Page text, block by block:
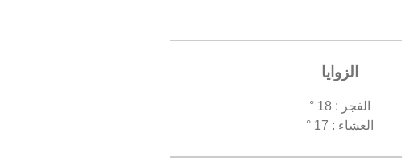
الزوايا
الفجر : 18 °
العشاء : 17 °